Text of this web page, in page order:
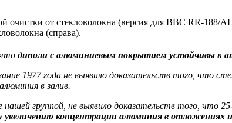
очистки от стекловолокна (версия для ВВС RR-
(справа).
диполи с алюминиевым покрытием устойчивы к
1977 года не выявило доказательств того, что
в залив.
нашей группой, не выявило доказательств того, что
увеличению концентрации алюминия в отложениях